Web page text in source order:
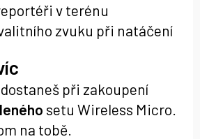
v terénu
zvuku při natáčení
při zakoupení
setu Wireless Micro.
na tobě.